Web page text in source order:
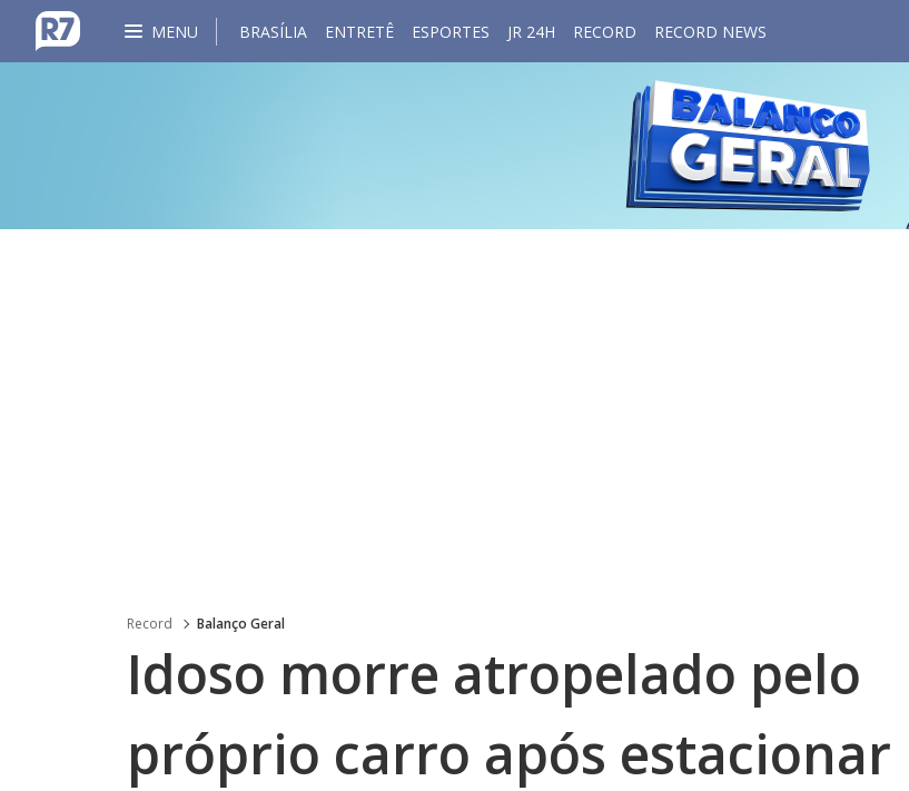
MENU BRASÍLIA ENTRETÊ ESPORTES JR 24H RECORD RECORD NEWS
Record Balanço Geral
Idoso morre atropelado pelo
próprio carro após estacionar